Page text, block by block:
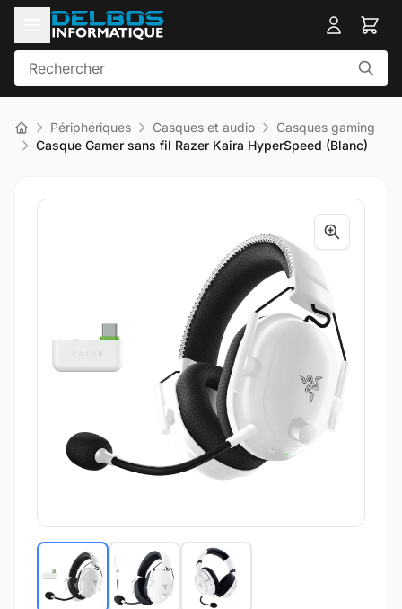
Périphériques Casques et audio
Casques gaming
Casque Gamer sans fil Razer Kaira HyperSpeed (Blanc)